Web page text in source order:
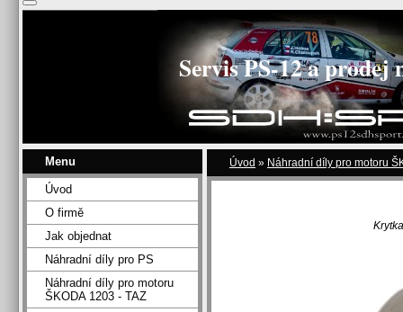
Servis PS-12 a
Úvod » Náhradní díly pro motoru
Menu
Úvod
O firmě
Jak objednat
Náhradní díly pro PS
Náhradní díly pro motoru
ŠKODA 1203 - TAZ